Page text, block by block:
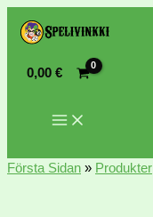
0,00€
Första Sidan » Produkter